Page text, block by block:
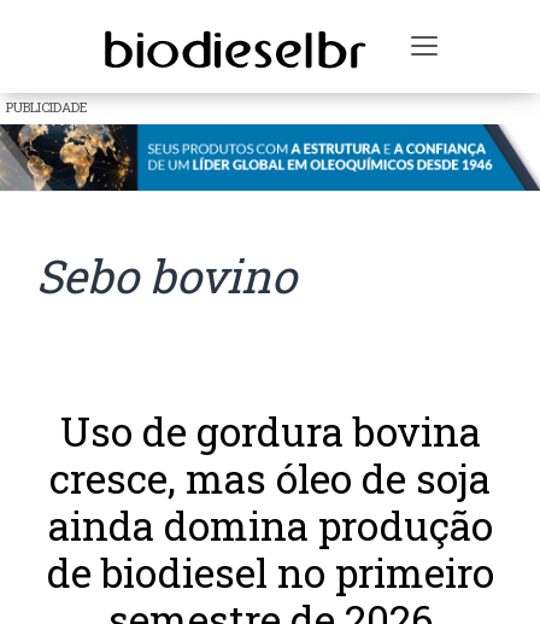
Toggle
PUBLICIDADE
Sebo bovino
Uso de gordura bovina
cresce, mas óleo de soja
ainda domina produção
de biodiesel no primeiro